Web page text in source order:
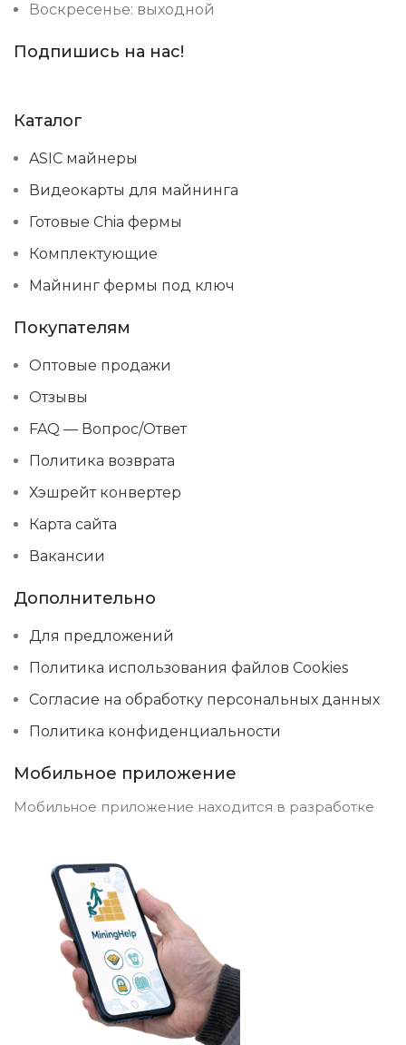
Воскресенье: выходной
Подпишись на нас!
Каталог
ASIC майнеры
Видеокарты для майнинга
Готовые Chia фермы
Комплектующие
Майнинг фермы под ключ
Покупателям
Оптовые продажи
Отзывы
FAQ — Вопрос/Ответ
Политика возврата
Хэшрейт конвертер
Карта сайта
Вакансии
Дополнительно
Для предложений
Политика использования файлов Cookies
Согласие на обработку персональных данных
Политика конфиденциальности
Мобильное приложение
Мобильное приложение находится в разработке